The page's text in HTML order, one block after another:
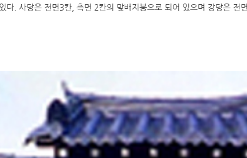
다. 사당은 전면3칸, 측면 2칸의 맞배지붕으로 되어 있으며 강당은 전